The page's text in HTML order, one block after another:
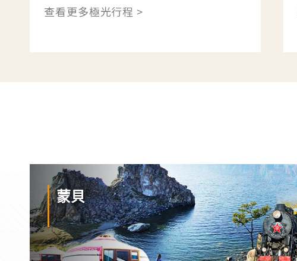
查看更多極光行程 >
蒙貝